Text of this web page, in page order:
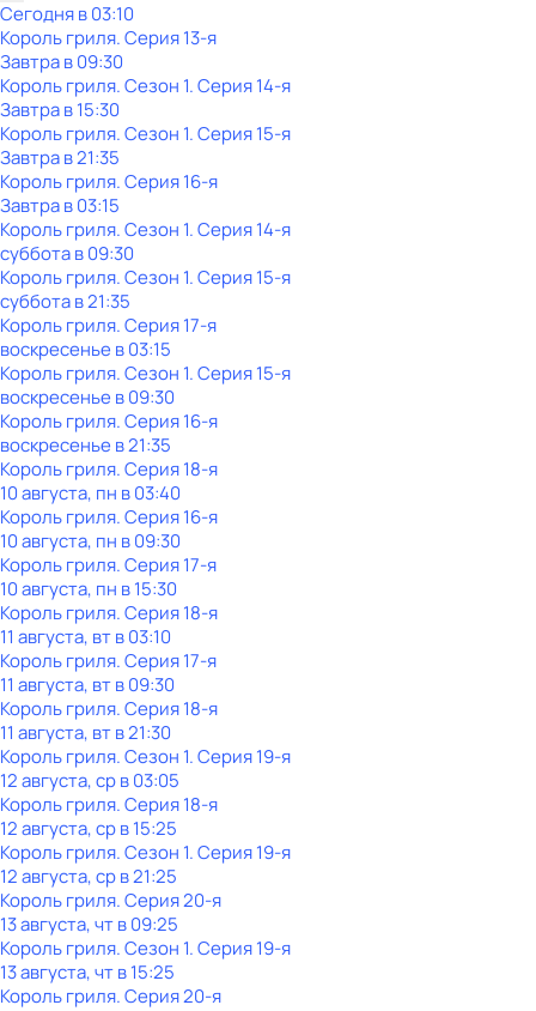
Сегодня в 03:10
Король гриля. Серия 13-я
Завтра в 09:30
Король гриля. Сезон 1. Серия 14-я
Завтра в 15:30
Король гриля. Сезон 1. Серия 15-я
Завтра в 21:35
Король гриля. Серия 16-я
Завтра в 03:15
Король гриля. Сезон 1. Серия 14-я
субботав09:30
Король гриля. Сезон 1. Серия 15-я
субботав21:35
Король гриля. Серия 17-я
воскресенье в03:15
Король гриля. Сезон 1. Серия 15-я
воскресенье в09:30
Король гриля. Серия 16-я
воскресенье в21:35
Король гриля. Серия 18-я
10 августа, пн в 03:40
Король гриля. Серия 16-я
10 августа, пн в 09:30
Король гриля. Серия 17-я
10 августа, пн в 15:30
Король гриля. Серия 18-я
11 августа, вт в 03:10
Король гриля. Серия 17-я
11 августа, вт в 09:30
Король гриля. Серия 18-я
11 августа, вт в 21:30
Король гриля. Сезон 1. Серия 19-я
12 августа, ср в 03:05
Король гриля. Серия 18-я
12 августа, ср в 15:25
Король гриля. Сезон 1. Серия 19-я
12 августа, ср в 21:25
Король гриля. Серия 20-я
13 августа, чт в 09:25
Король гриля. Сезон 1. Серия 19-я
13 августа, чт в 15:25
Король гриля. Серия 20-я